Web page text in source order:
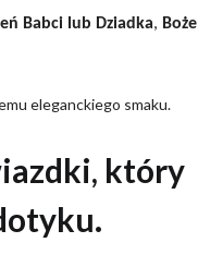
Babci lub Dziadka, Boże
eleganckiego smaku.
który